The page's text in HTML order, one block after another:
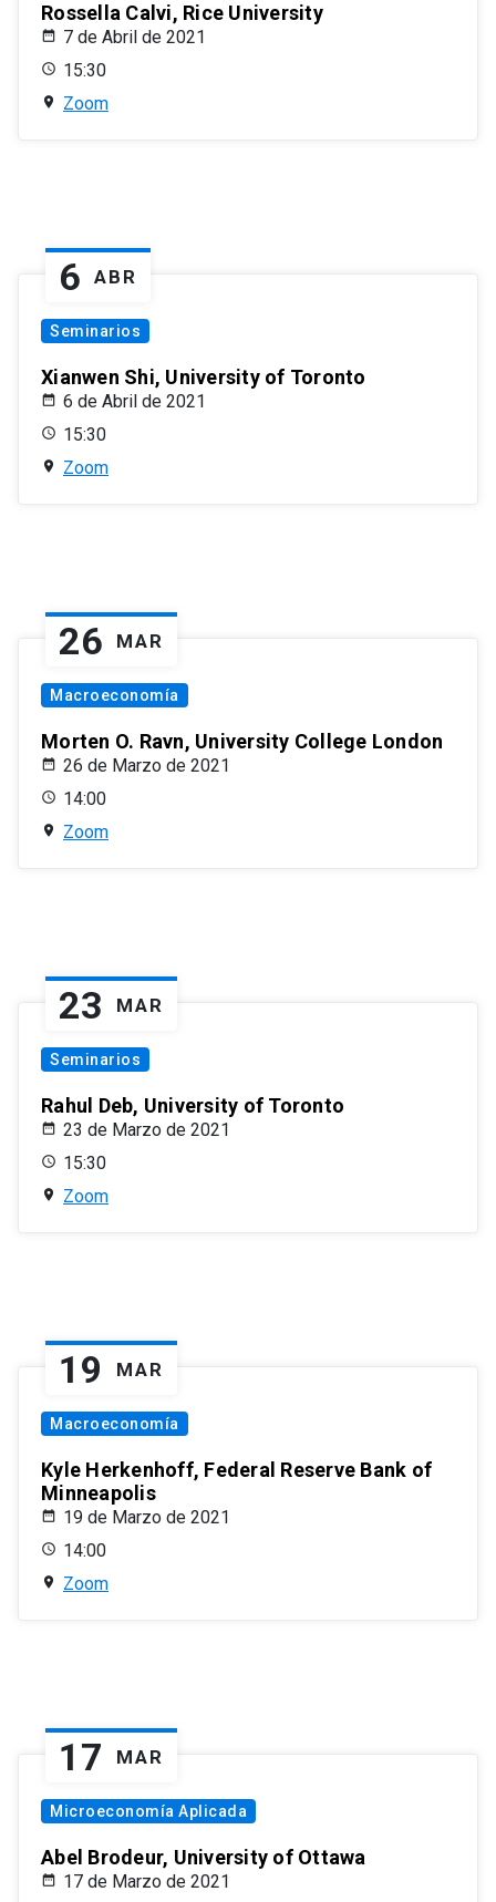
Rossella Calvi, Rice University
7 de Abril de 2021
15:30
Zoom
6 ABR
Seminarios
Xianwen Shi, University of Toronto
6 de Abril de 2021
15:30
Zoom
26 MAR
Macroeconomía
Morten O. Ravn, University College London
26 de Marzo de 2021
14:00
Zoom
23 MAR
Seminarios
Rahul Deb, University of Toronto
23 de Marzo de 2021
15:30
Zoom
19 MAR
Macroeconomía
Kyle Herkenhoff, Federal Reserve Bank of
Minneapolis
19 de Marzo de 2021
14:00
Zoom
17 MAR
Microeconomía Aplicada
Abel Brodeur, University of Ottawa
17 de Marzo de 2021